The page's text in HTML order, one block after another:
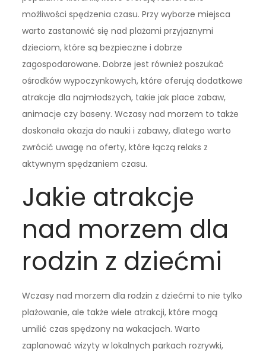
możliwości spędzenia czasu. Przy wyborze miejsca
warto zastanowić się nad plażami przyjaznymi
dzieciom, które są bezpieczne i dobrze
zagospodarowane. Dobrze jest również poszukać
ośrodków wypoczynkowych, które oferują dodatkowe
atrakcje dla najmłodszych, takie jak place zabaw,
animacje czy baseny. Wczasy nad morzem to także
doskonała okazja do nauki i zabawy, dlatego warto
zwrócić uwagę na oferty, które łączą relaks z
aktywnym spędzaniem czasu.
Jakie atrakcje
nad morzem dla
rodzin z dziećmi
Wczasy nad morzem dla rodzin z dziećmi to nie tylko
plażowanie, ale także wiele atrakcji, które mogą
umilić czas spędzony na wakacjach. Warto
zaplanować wizyty w lokalnych parkach rozrywki,